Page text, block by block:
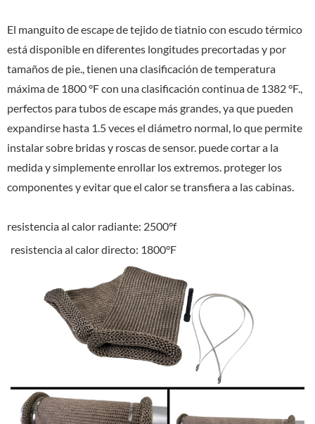
El manguito de escape de tejido de tiatnio con escudo térmico
está disponible en diferentes longitudes precortadas y por
tamaños de pie., tienen una clasificación de temperatura
máxima de 1800 °F con una clasificación continua de 1382 °F.,
perfectos para tubos de escape más grandes, ya que pueden
expandirse hasta 1.5 veces el diámetro normal, lo que permite
instalar sobre bridas y roscas de sensor. puede cortar a la
medida y simplemente enrollar los extremos. proteger los
componentes y evitar que el calor se transfiera a las cabinas.
resistencia al calor radiante: 2500°f
resistencia al calor directo: 1800°F